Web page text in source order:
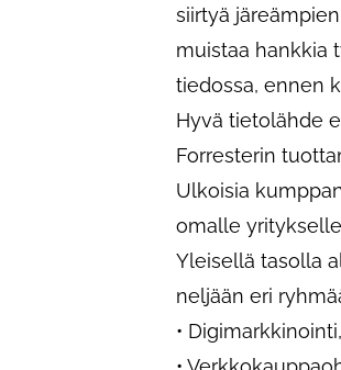
siirtyä
muistaa hankkia
tiedossa, ennen
Hyvä tietolähde
Forresterin
Ulkoisia
omalle
Yleisellä tasolla
neljään eri
•